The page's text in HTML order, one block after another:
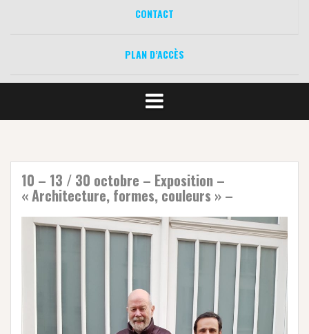
CONTACT
PLAN D’ACCÈS
10 – 13 / 30 octobre – Exposition –
« Architecture, formes, couleurs » –